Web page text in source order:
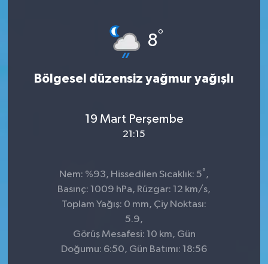
8°
Bölgesel düzensiz yağmur yağışlı
19 Mart Perşembe
21:15
Nem: %93, Hissedilen Sıcaklık: 5° ,
Basınç: 1009 hPa, Rüzgar: 12 km/s,
Toplam Yağış: 0 mm, Çiy Noktası:
5.9,
Görüş Mesafesi: 10 km, Gün
Doğumu: 6:50, Gün Batımı: 18:56
SAĞLIK
SİVİL TOPLUM
SOSYAL YAŞAM
ULUSAL HABERLER